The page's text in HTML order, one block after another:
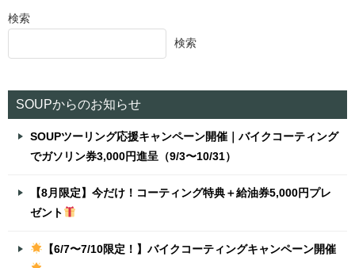
検索
検索
SOUPからのお知らせ
SOUPツーリング応援キャンペーン開催｜バイクコーティング
でガソリン券3,000円進呈（9/3〜10/31）
【8月限定】今だけ！コーティング特典＋給油券5,000円プレ
ゼント
【6/7〜7/10限定！】バイクコーティングキャンペーン開催